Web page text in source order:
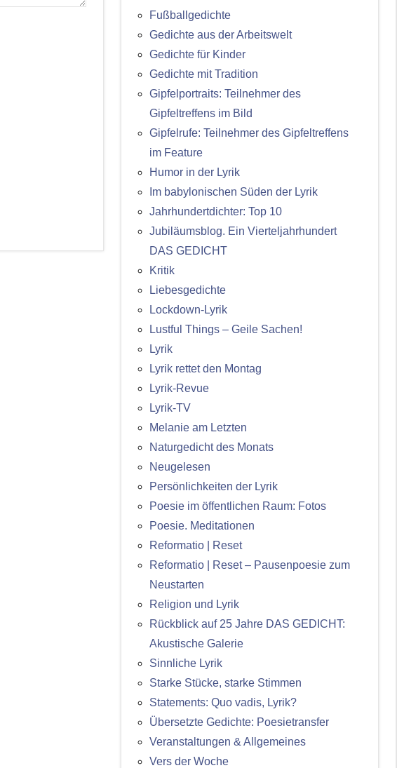
Fußballgedichte
Gedichte aus der Arbeitswelt
Gedichte für Kinder
Gedichte mit Tradition
Gipfelportraits: Teilnehmer des
Gipfeltreffens im Bild
Gipfelrufe: Teilnehmer des Gipfeltreffens
im Feature
Humor in der Lyrik
Im babylonischen Süden der Lyrik
Jahrhundertdichter: Top 10
Jubiläumsblog. Ein Vierteljahrhundert
DAS GEDICHT
Kritik
Liebesgedichte
Lockdown-Lyrik
Lustful Things – Geile Sachen!
Lyrik
Lyrik rettet den Montag
Lyrik-Revue
Lyrik-TV
Melanie am Letzten
Naturgedicht des Monats
Neugelesen
Persönlichkeiten der Lyrik
Poesie im öffentlichen Raum: Fotos
Poesie. Meditationen
Reformatio | Reset
Reformatio | Reset – Pausenpoesie zum
Neustarten
Religion und Lyrik
Rückblick auf 25 Jahre DAS GEDICHT:
Akustische Galerie
Sinnliche Lyrik
Starke Stücke, starke Stimmen
Statements: Quo vadis, Lyrik?
Übersetzte Gedichte: Poesietransfer
Veranstaltungen & Allgemeines
Vers der Woche